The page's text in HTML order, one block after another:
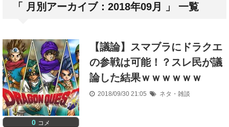
「 月別アーカイブ：2018年09月 」 一覧
0 コメ
【議論】スマブラにドラクエ
の参戦は可能！？スレ民が議
論した結果ｗｗｗｗｗｗ
2018/09/30 21:05 ネタ・雑談